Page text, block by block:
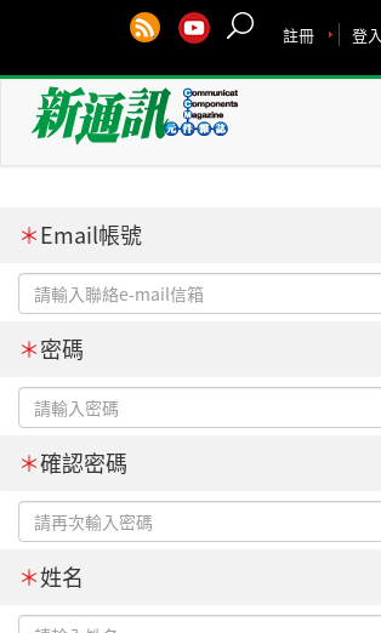
登入
註冊
＊Email帳號
＊密碼
＊確認密碼
＊姓名